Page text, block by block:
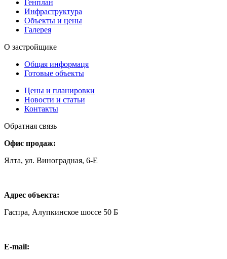
Генплан
Инфраструктура
Объекты и цены
Галерея
О застройщике
Общая информаця
Готовые объекты
Цены и планировки
Новости и статьи
Контакты
Обратная связь
Офис продаж:
Ялта, ул. Виноградная, 6-Е
Адрес объекта:
Гаспра, Алупкинское шоссе 50 Б
E-mail: